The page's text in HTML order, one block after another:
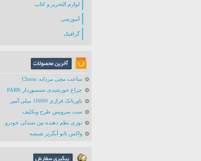
لوازم التحریر و کتاب
آموزشی
گرافیک
ساعت مچی مردانه Classic
چراغ خورشیدی سنسوردار PARK
پاوربانک فراری 10000 میلی آمپر
ست سرویس طرح ونکلیف
توری نظم دهنده بین صندلی خودرو
واکس نانو آبگریز شیشه